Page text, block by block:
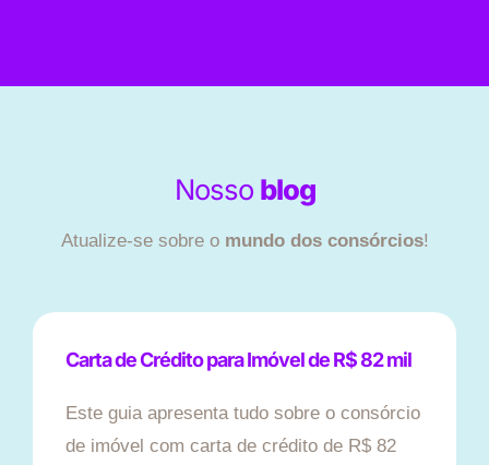
Nosso blog
Atualize-se sobre o mundo dos consórcios!
Carta de Crédito para Imóvel de R$ 82 mil
Este guia apresenta tudo sobre o consórcio
de imóvel com carta de crédito de R$ 82